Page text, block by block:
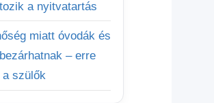
a nyitvatartás
miatt óvodák és
– erre
a szülők